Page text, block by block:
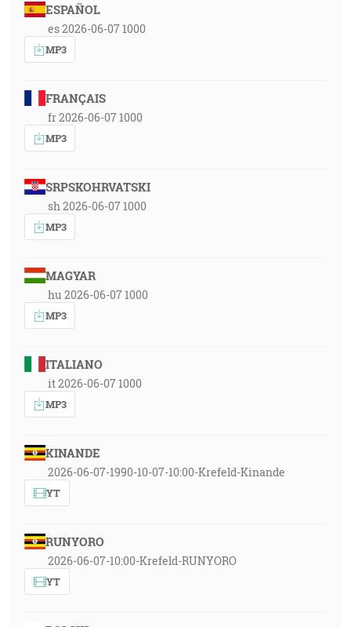
ESPAÑOL
es 2026-06-07 1000
MP3
FRANÇAIS
fr 2026-06-07 1000
MP3
SRPSKOHRVATSKI
sh 2026-06-07 1000
MP3
MAGYAR
hu 2026-06-07 1000
MP3
ITALIANO
it 2026-06-07 1000
MP3
KINANDE
2026-06-07-1990-10-07-10:00-Krefeld-Kinande
YT
RUNYORO
2026-06-07-10:00-Krefeld-RUNYORO
YT